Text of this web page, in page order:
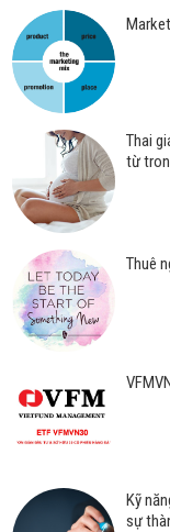
Thai
từ
Thuê
Kỹ
sự